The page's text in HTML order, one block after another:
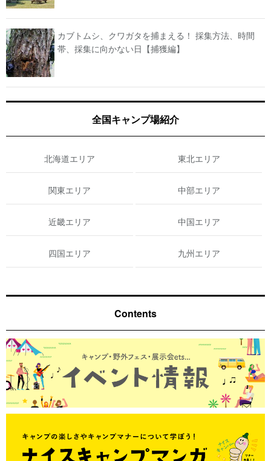
カブトムシ、クワガタを捕まえる！ 採集方法、時間
帯、採集に向かない日【捕獲編】
全国キャンプ場紹介
北海道エリア 東北エリア
関東エリア 中部エリア
近畿エリア 中国エリア
四国エリア 九州エリア
Contents